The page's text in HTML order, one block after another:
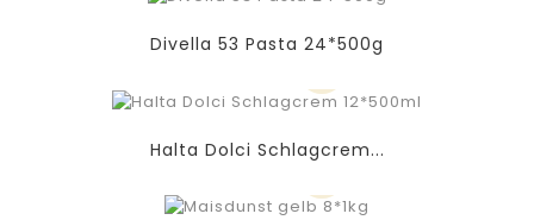
Divella 53 Pasta 24*500g
Halta Dolci Schlagcrem...